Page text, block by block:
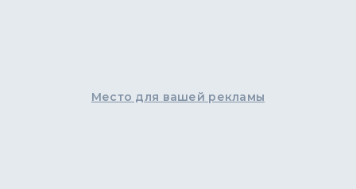
Место для вашей рекламы